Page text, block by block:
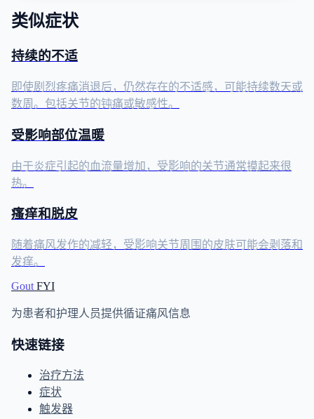
类似症状
持续的不适
即使剧烈疼痛消退后，仍然存在的不适感，可能持续数天或
数周。包括关节的钝痛或敏感性。
受影响部位温暖
由于炎症引起的血流量增加，受影响的关节通常摸起来很
热。
瘙痒和脱皮
随着痛风发作的减轻，受影响关节周围的皮肤可能会剥落和
发痒。
Gout FYI
为患者和护理人员提供循证痛风信息
快速链接
治疗方法
症状
触发器